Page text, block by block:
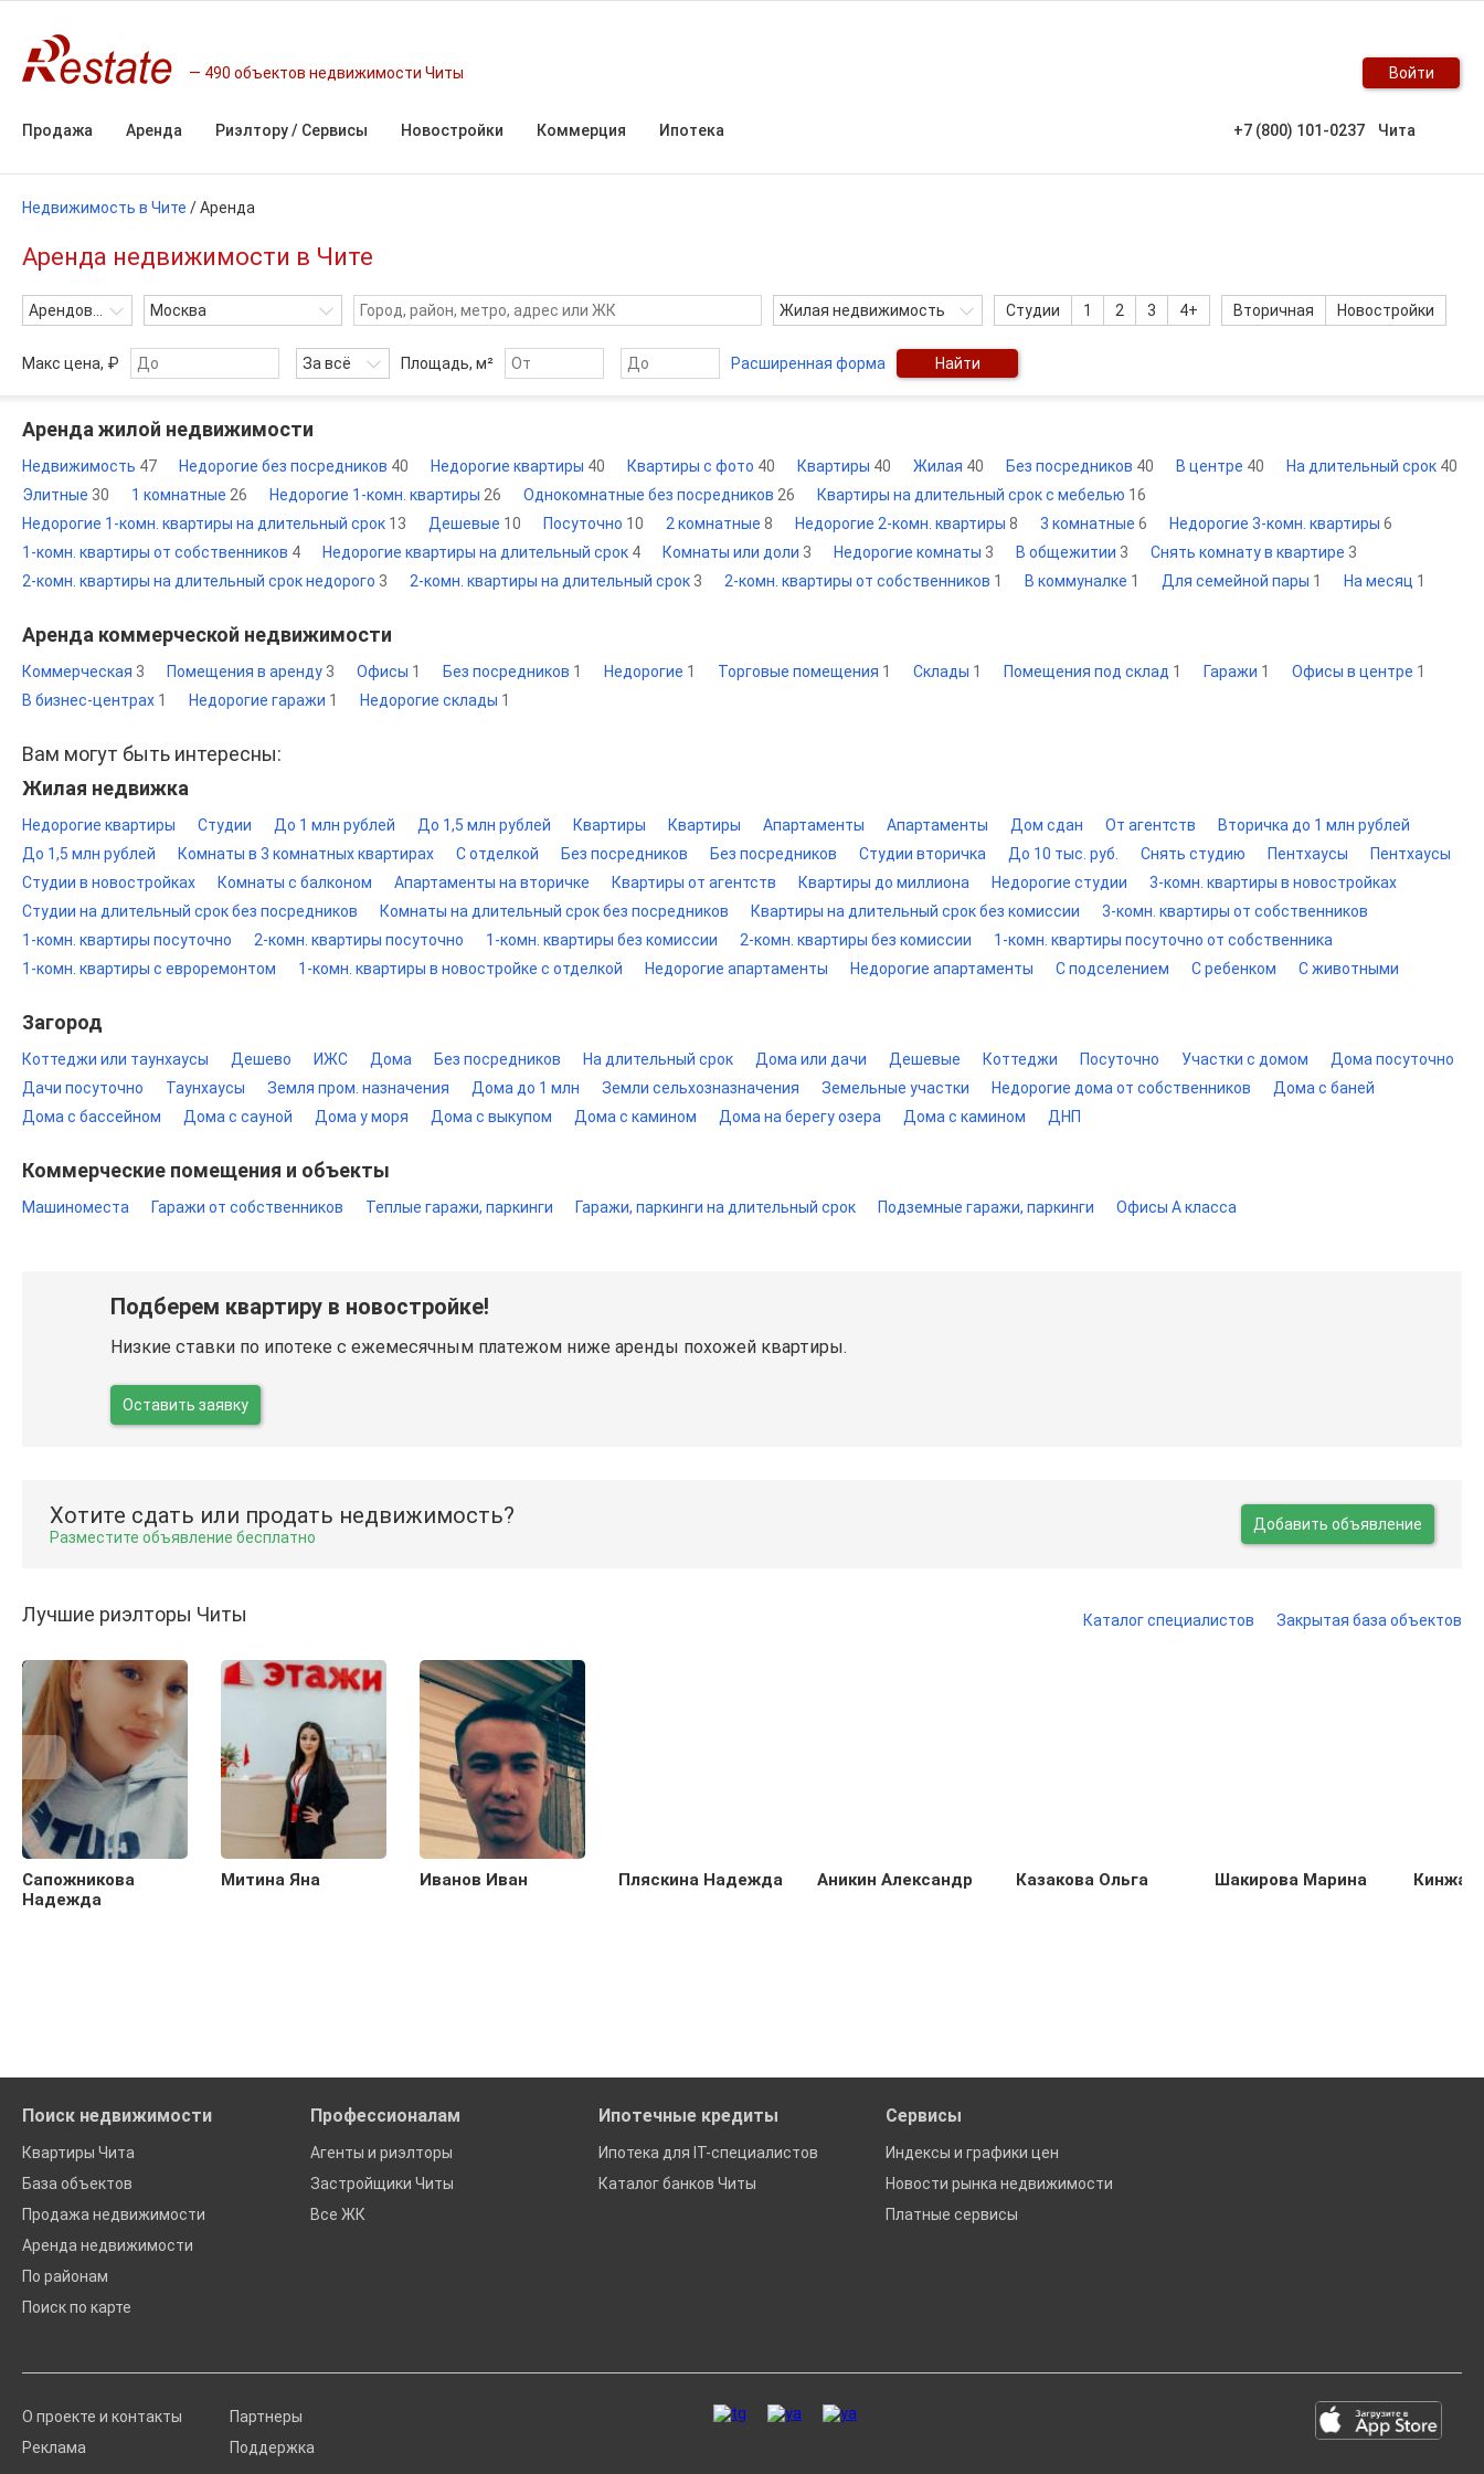
490 объектов недвижимости Читы Войти
Продажа Аренда Риэлтору / Сервисы Новостройки Коммерция Ипотека +7 (800) 101-0237 Чита
Недвижимость в Чите /Аренда
Аренда недвижимости в Чите
Арендовать Москва Жилая недвижимость Студии 1 2 3 4+ Вторичная Новостройки
Макс цена, ₽ За всё Площадь, м² Расширенная форма Найти
Аренда жилой недвижимости
Недвижимость 47 Недорогие без посредников 40 Недорогие квартиры 40 Квартиры с фото 40 Квартиры 40 Жилая 40 Без посредников 40 В центре 40 На длительный срок 40
Элитные 30 1 комнатные 26 Недорогие 1-комн. квартиры 26 Однокомнатные без посредников 26 Квартиры на длительный срок с мебелью 16
Недорогие 1-комн. квартиры на длительный срок 13 Дешевые 10 Посуточно 10 2 комнатные 8 Недорогие 2-комн. квартиры 8 3 комнатные 6 Недорогие 3-комн. квартиры 6
1-комн. квартиры от собственников 4 Недорогие квартиры на длительный срок 4 Комнаты или доли 3 Недорогие комнаты 3 В общежитии 3 Снять комнату в квартире 3
2-комн. квартиры на длительный срок недорого 3 2-комн. квартиры на длительный срок 3 2-комн. квартиры от собственников 1 В коммуналке 1 Для семейной пары 1 На месяц 1
Аренда коммерческой недвижимости
Коммерческая 3 Помещения в аренду 3 Офисы 1 Без посредников 1 Недорогие 1 Торговые помещения 1 Склады 1 Помещения под склад 1 Гаражи 1 Офисы в центре 1
В бизнес-центрах 1 Недорогие гаражи 1 Недорогие склады 1
Вам могут быть интересны:
Жилая недвижка
Недорогие квартиры Студии До 1 млн рублей До 1,5 млн рублей Квартиры Квартиры Апартаменты Апартаменты Дом сдан От агентств
Вторичка до 1 млн рублей
До 1,5 млн рублей
Комнаты в 3 комнатных квартирах С отделкой Без посредников Без посредников Студии вторичка До 10 тыс. руб. Снять студию Пентхаусы
Пентхаусы
Студии в новостройках
Комнаты с балконом Апартаменты на вторичке Квартиры от агентств Квартиры до миллиона Недорогие студии
3-комн. квартиры в новостройках
Студии на длительный срок без посредников
Комнаты на длительный срок без посредников Квартиры на длительный срок без комиссии
3-комн. квартиры от собственников
1-комн. квартиры посуточно
2-комн. квартиры посуточно 1-комн. квартиры без комиссии 2-комн. квартиры без комиссии
1-комн. квартиры посуточно от собственника
1-комн. квартиры с евроремонтом
1-комн. квартиры в новостройке с отделкой Недорогие апартаменты Недорогие апартаменты С подселением С ребенком С животными
Загород
Коттеджи или таунхаусы Дешево ИЖС Дома Без посредников На длительный срок Дома или дачи Дешевые Коттеджи Посуточно Участки с домом
Дома посуточно
Дачи посуточно
Таунхаусы Земля пром. назначения Дома до 1 млн Земли сельхозназначения Земельные участки Недорогие дома от собственников
Дома с баней
Дома с бассейном
Дома с сауной Дома у моря Дома с выкупом Дома с камином Дома на берегу озера Дома с камином ДНП
Коммерческие помещения и объекты
Машиноместа Гаражи от собственников Теплые гаражи, паркинги Гаражи, паркинги на длительный срок Подземные гаражи, паркинги Офисы A класса
Подберем квартиру в новостройке!
Низкие ставки по ипотеке с ежемесячным платежом ниже аренды похожей квартиры.
Оставить заявку
Хотите сдать или продать недвижимость?
Разместите объявление бесплатно
Добавить объявление
Лучшие риэлторы Читы Каталог специалистов Закрытая база объектов
Сапожникова
Надежда
Митина Яна Иванов Иван Пляскина Надежда Аникин Александр Казакова Ольга Шакирова Марина
Поиск недвижимости
Квартиры Чита
База объектов
Продажа недвижимости
Аренда недвижимости
По районам
Поиск по карте
Профессионалам
Агенты и риэлторы
Застройщики Читы
Все ЖК
Ипотечные кредиты
Ипотека для IT-специалистов
Каталог банков Читы
Сервисы
Индексы и графики цен
Новости рынка недвижимости
Платные сервисы
О проекте и контакты
Реклама
Партнеры
Поддержка